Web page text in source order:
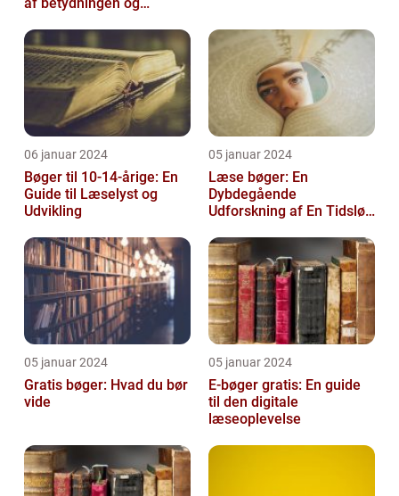
læsestof
06 januar 2024
Bøger til 10-14-årige: En
Guide til Læselyst og
Udvikling
05 januar 2024
Læse bøger: En
Dybdegående
Udforskning af En Tidsløs
05 januar 2024
Gratis bøger: Hvad du bør
vide
05 januar 2024
E-bøger gratis: En guide
til den digitale
læseoplevelse